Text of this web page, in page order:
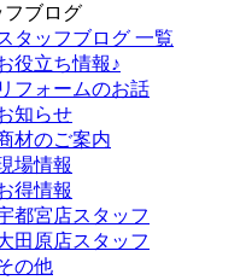
フブログ
タッフブログ 一覧
役立ち情報♪
リフォームのお話
知らせ
材のご案内
場情報
得情報
都宮店スタッフ
田原店スタッフ
の他